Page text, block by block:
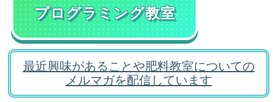
プログラミング教室
最近興味があることや肥料教室についての
メルマガを配信しています